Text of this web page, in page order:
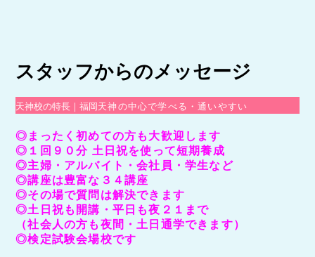
スタッフからのメッセージ
天神校の特長｜福岡天神の中心で学べる・通いやすい
◎まったく初めての方も大歓迎します
◎１回９０分 土日祝を使って短期養成
◎主婦・アルバイト・会社員・学生など
◎講座は豊富な３４講座
◎その場で質問は解決できます
◎土日祝も開講・平日も夜２１まで
（社会人の方も夜間・土日通学できます）
◎検定試験会場校です